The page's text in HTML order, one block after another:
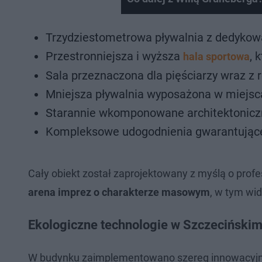
Trzydziestometrowa pływalnia z
Przestronniejsza i wyższa hala sportowa,
Sala przeznaczona dla pięściarzy wraz
Mniejsza pływalnia wyposażona w
Starannie wkomponowane
Kompleksowe udogodnienia
Cały obiekt został zaprojektowany z myślą o
arena imprez o charakterze masowym, w tym
Ekologiczne technologie w
W budynku zaimplementowano szereg